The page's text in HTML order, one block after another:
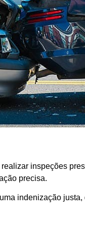
inspeções
precisa.
indenização